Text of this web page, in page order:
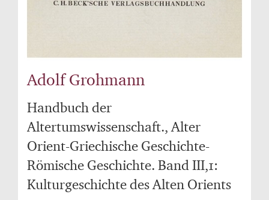
Adolf Grohmann
Handbuch der
Altertumswissenschaft., Alter
Orient-Griechische Geschichte-
Römische Geschichte. Band III,1:
Kulturgeschichte des Alten Orients